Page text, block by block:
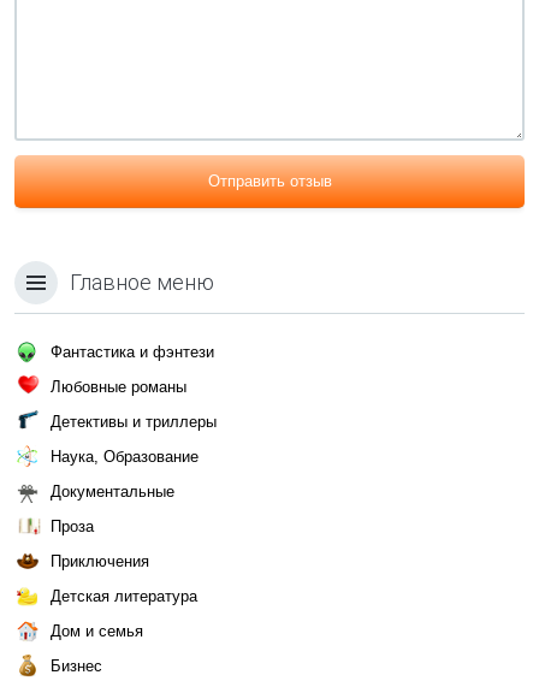
Отправить отзыв
Главное меню
Фантастика и фэнтези
Любовные романы
Детективы и триллеры
Наука, Образование
Документальные
Проза
Приключения
Детская литература
Дом и семья
Бизнес